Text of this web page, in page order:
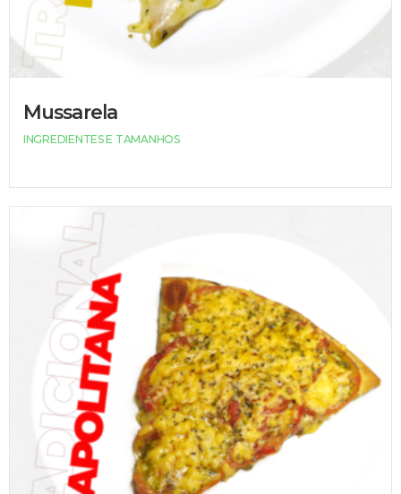
Mussarela
INGREDIENTES E TAMANHOS